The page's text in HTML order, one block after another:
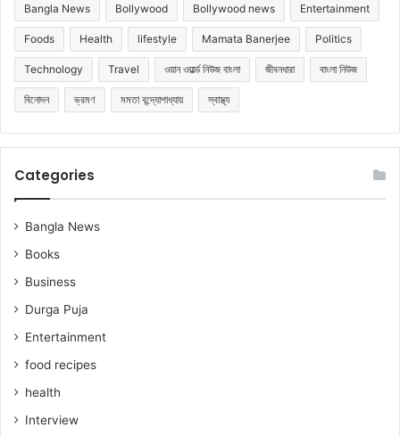
Bangla News Bollywood Bollywood news Entertainment
Foods Health lifestyle Mamata Banerjee Politics
Technology Travel ওয়ান ওয়ার্ল্ড নিউজ বাংলা জীবনধারা বাংলা নিউজ
বিনোদন ভ্রমণ মমতা বন্দ্যোপাধ্যায় স্বাস্থ্য
Categories
Bangla News
Books
Business
Durga Puja
Entertainment
food recipes
health
Interview